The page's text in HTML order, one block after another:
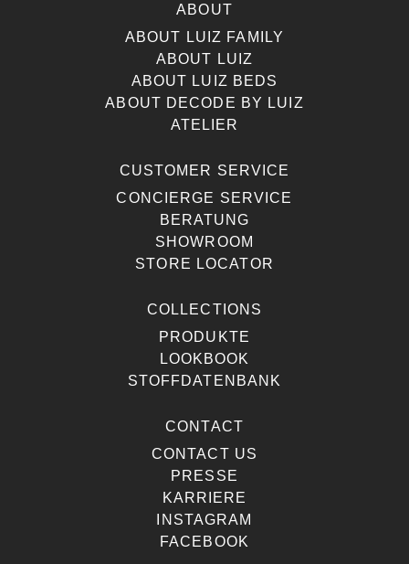
ABOUT
ABOUT LUIZ FAMILY
ABOUT LUIZ
ABOUT LUIZ BEDS
ABOUT DECODE BY LUIZ
ATELIER
CUSTOMER SERVICE
CONCIERGE SERVICE
BERATUNG
SHOWROOM
STORE LOCATOR
COLLECTIONS
PRODUKTE
LOOKBOOK
STOFFDATENBANK
CONTACT
CONTACT US
PRESSE
KARRIERE
INSTAGRAM
FACEBOOK